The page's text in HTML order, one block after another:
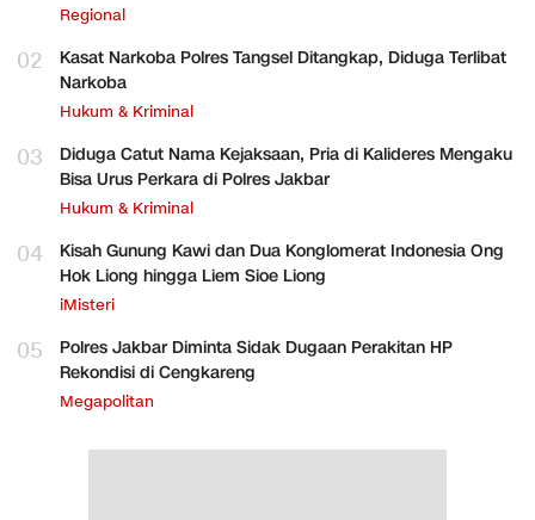
Regional
02
Kasat Narkoba Polres Tangsel Ditangkap, Diduga Terlibat
Narkoba
Hukum & Kriminal
03
Diduga Catut Nama Kejaksaan, Pria di Kalideres Mengaku
Bisa Urus Perkara di Polres Jakbar
Hukum & Kriminal
04
Kisah Gunung Kawi dan Dua Konglomerat Indonesia Ong
Hok Liong hingga Liem Sioe Liong
iMisteri
05
Polres Jakbar Diminta Sidak Dugaan Perakitan HP
Rekondisi di Cengkareng
Megapolitan